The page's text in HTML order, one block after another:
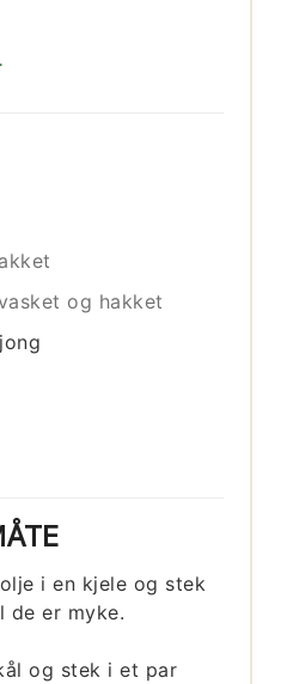
og hakket
i en kjele og stek
er myke.
og stek i et par